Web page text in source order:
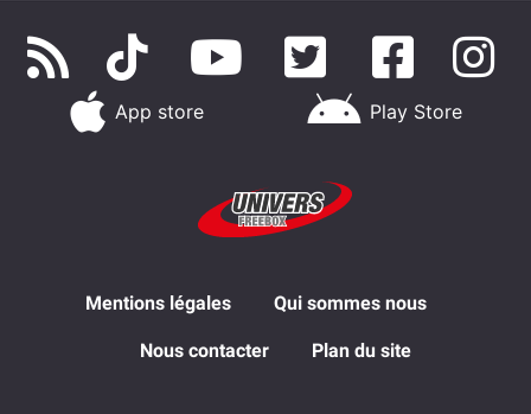
App store Play Store
Mentions légales Qui sommes nous
Nous contacter Plan du site